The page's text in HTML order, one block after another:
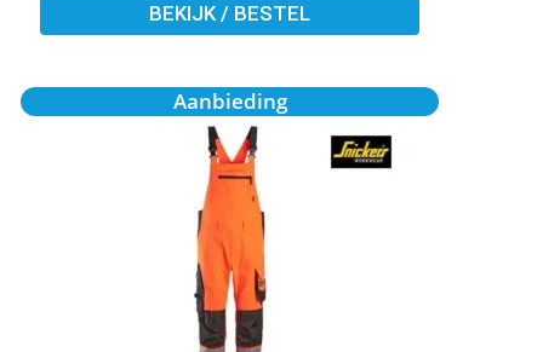
BEKIJK / BESTEL
Aanbieding
Oorspronkelijke
prijs
was:
€109,95.
Huidige
prijs
Dit
product
heeft
meerdere
variaties.
Deze
optie
kan